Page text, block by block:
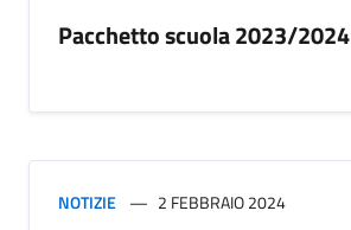
Pacchetto scuola 2023/2024
NOTIZIE 2 FEBBRAIO 2024